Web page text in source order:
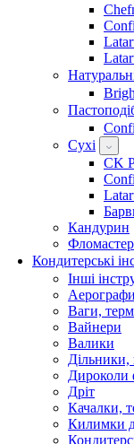
Сухі
CK
Кандурин
Кондитерські
Інші
Ваги,
Вайнери
Валики
Дільники,
Дироколи
Дріт
Качалки,
Килимки